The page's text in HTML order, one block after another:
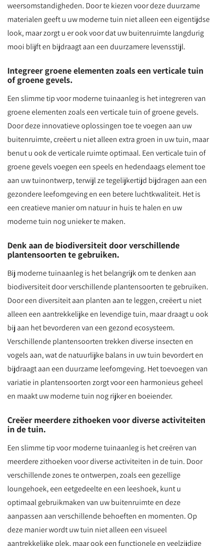
weersomstandigheden. Door te kiezen voor deze duurzame
materialen geeft u uw moderne tuin niet alleen een eigentijdse
look, maar zorgt u er ook voor dat uw buitenruimte langdurig
mooi blijft en bijdraagt aan een duurzamere levensstijl.
Integreer groene elementen zoals een verticale tuin
of groene gevels.
Een slimme tip voor moderne tuinaanleg is het integreren van
groene elementen zoals een verticale tuin of groene gevels.
Door deze innovatieve oplossingen toe te voegen aan uw
buitenruimte, creëert u niet alleen extra groen in uw tuin, maar
benut u ook de verticale ruimte optimaal. Een verticale tuin of
groene gevels voegen een speels en hedendaags element toe
aan uw tuinontwerp, terwijl ze tegelijkertijd bijdragen aan een
gezondere leefomgeving en een betere luchtkwaliteit. Het is
een creatieve manier om natuur in huis te halen en uw
moderne tuin nog unieker te maken.
Denk aan de biodiversiteit door verschillende
plantensoorten te gebruiken.
Bij moderne tuinaanleg is het belangrijk om te denken aan
biodiversiteit door verschillende plantensoorten te gebruiken.
Door een diversiteit aan planten aan te leggen, creëert u niet
alleen een aantrekkelijke en levendige tuin, maar draagt u ook
bij aan het bevorderen van een gezond ecosysteem.
Verschillende plantensoorten trekken diverse insecten en
vogels aan, wat de natuurlijke balans in uw tuin bevordert en
bijdraagt aan een duurzame leefomgeving. Het toevoegen van
variatie in plantensoorten zorgt voor een harmonieus geheel
en maakt uw moderne tuin nog rijker en boeiender.
Creëer meerdere zithoeken voor diverse activiteiten
in de tuin.
Een slimme tip voor moderne tuinaanleg is het creëren van
meerdere zithoeken voor diverse activiteiten in de tuin. Door
verschillende zones te ontwerpen, zoals een gezellige
loungehoek, een eetgedeelte en een leeshoek, kunt u
optimaal gebruikmaken van uw buitenruimte en deze
aanpassen aan verschillende behoeften en momenten. Op
deze manier wordt uw tuin niet alleen een visueel
aantrekkelijke plek, maar ook een functionele en veelzijdige